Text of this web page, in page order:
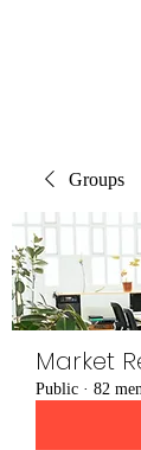
Groups
Market
Public · 82